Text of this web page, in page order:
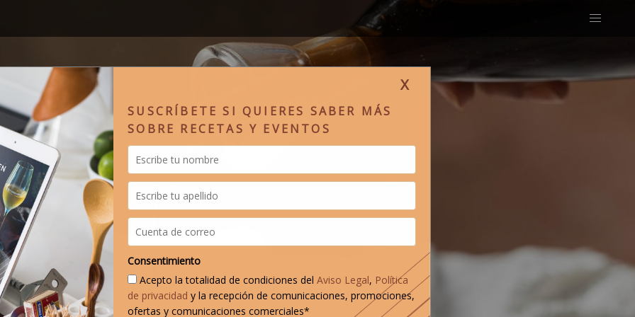
X
SUSCRÍBETE SI QUIERES SABER MÁS
SOBRE RECETAS Y EVENTOS
Consentimiento
Acepto la totalidad de condiciones delAviso Legal, Política
de privacidad y la recepción de comunicaciones, promociones,
ofertas y comunicaciones comerciales*